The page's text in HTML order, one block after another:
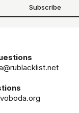
Subscribe